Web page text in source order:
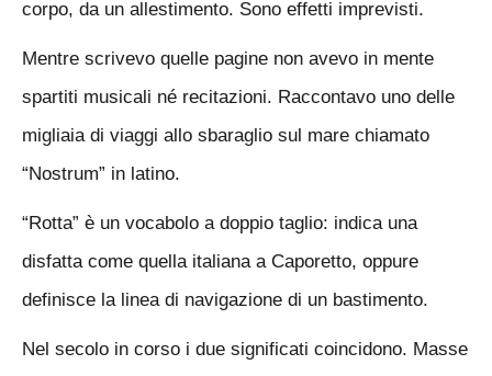
corpo, da un allestimento. Sono effetti imprevisti.
Mentre scrivevo quelle pagine non avevo in mente
spartiti musicali né recitazioni. Raccontavo uno delle
migliaia di viaggi allo sbaraglio sul mare chiamato
“Nostrum” in latino.
“Rotta” è un vocabolo a doppio taglio: indica una
disfatta come quella italiana a Caporetto, oppure
definisce la linea di navigazione di un bastimento.
Nel secolo in corso i due significati coincidono. Masse